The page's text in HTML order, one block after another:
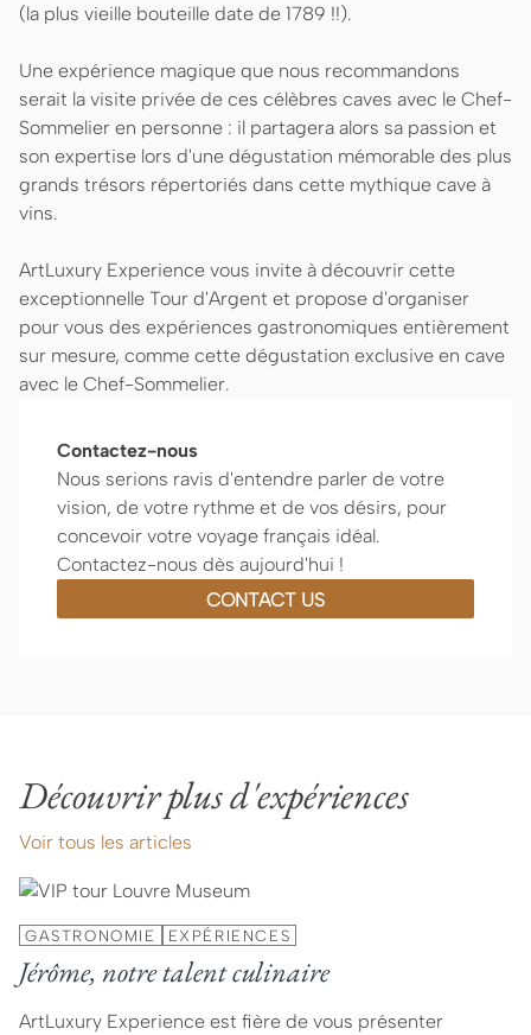
(la plus vieille bouteille date de 1789 !!).
Une expérience magique que nous recommandons
serait la visite privée de ces célèbres caves avec le Chef-
Sommelier en personne : il partagera alors sa passion et
son expertise lors d'une dégustation mémorable des plus
grands trésors répertoriés dans cette mythique cave à
vins.
ArtLuxury Experience vous invite à découvrir cette
exceptionnelle Tour d'Argent et propose d'organiser
pour vous des expériences gastronomiques entièrement
sur mesure, comme cette dégustation exclusive en cave
avec le Chef-Sommelier.
Contactez-nous
Nous serions ravis d'entendre parler de votre
vision, de votre rythme et de vos désirs, pour
concevoir votre voyage français idéal.
Contactez-nous dès aujourd'hui !
CONTACT US
Découvrir plus d'expériences
Voir tous les articles
GASTRONOMIE EXPÉRIENCES
Jérôme, notre talent culinaire
ArtLuxury Experience est fière de vous présenter